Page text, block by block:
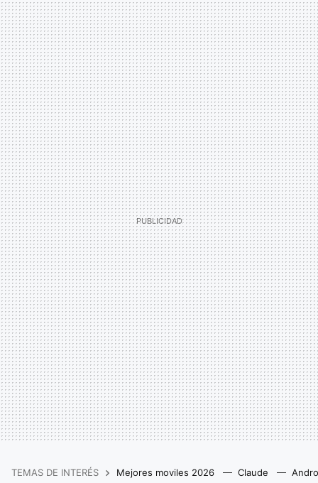
TEMAS DE INTERÉS Mejores moviles 2026 Claude